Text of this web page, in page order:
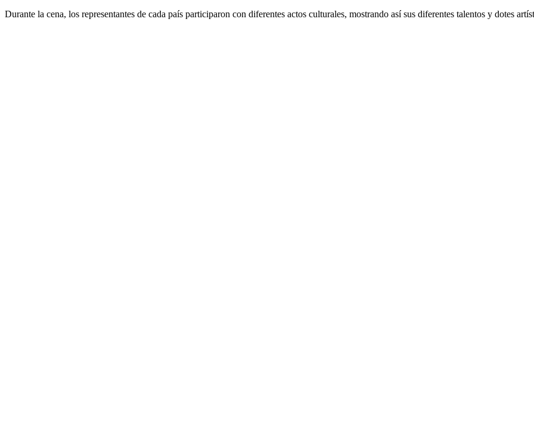
Durante la cena, los representantes de cada país participaron con diferentes actos culturales, mostrando así sus diferentes talentos y dotes